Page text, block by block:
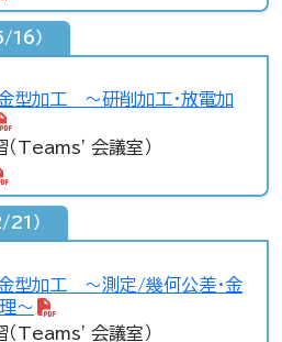
16）
型加工 ～研削加工・放電加
（Teams' 会議室）
）
型加工 ～測定/幾何公差・金
～
（Teams' 会議室）